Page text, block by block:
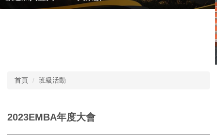
首頁 班級活動
2023EMBA年度大會